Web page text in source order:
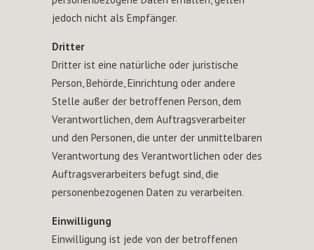
jedoch nicht als Empfänger.
Dritter
Dritter ist eine natürliche oder juristische
Person, Behörde, Einrichtung oder andere
Stelle außer der betroffenen Person, dem
Verantwortlichen, dem Auftragsverarbeiter
und den Personen, die unter der unmittelbaren
Verantwortung des Verantwortlichen oder des
Auftragsverarbeiters befugt sind, die
personenbezogenen Daten zu verarbeiten.
Einwilligung
Einwilligung ist jede von der betroffenen